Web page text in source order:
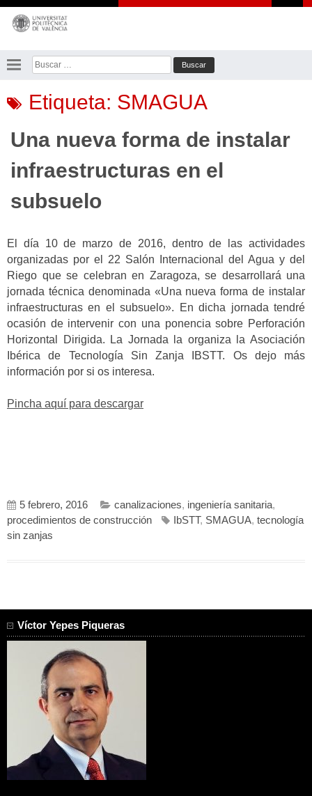
Saltar
contenido
Buscar:
Etiqueta: SMAGUA
Una nueva forma de instalar
infraestructuras en el
subsuelo
El día 10 de marzo de 2016, dentro de las actividades
organizadas por el 22 Salón Internacional del Agua y del
Riego que se celebran en Zaragoza, se desarrollará una
jornada técnica denominada «Una nueva forma de instalar
infraestructuras en el subsuelo». En dicha jornada tendré
ocasión de intervenir con una ponencia sobre Perforación
Horizontal Dirigida. La Jornada la organiza la Asociación
Ibérica de Tecnología Sin Zanja IBSTT. Os dejo más
información por si os interesa.
Pincha aquí para descargar
5 febrero, 2016 canalizaciones, ingeniería sanitaria,
procedimientos de construcción
IbSTT, SMAGUA, tecnología
sin zanjas
Víctor Yepes Piqueras